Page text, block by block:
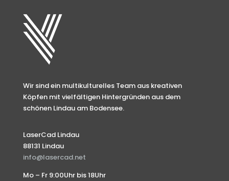
Wir sind ein multikulturelles Team aus kreativen
Köpfen mit vielfältigen Hintergründen aus dem
schönen Lindau am Bodensee.
LaserCad Lindau
88131 Lindau
info@lasercad.net
Mo – Fr 9:00Uhr bis 18Uhr